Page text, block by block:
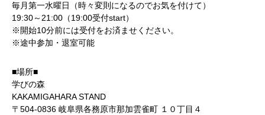
毎月第一水曜日（時々変則になるのでお気を付けて）
19:30～21:00（19:00受付start）
※開始10分前には受付をお済ませください。
※途中参加・退室可能
■場所■
学びの森
KAKAMIGAHARA STAND
〒504-0836 岐阜県各務原市那加雲雀町 １０丁目４